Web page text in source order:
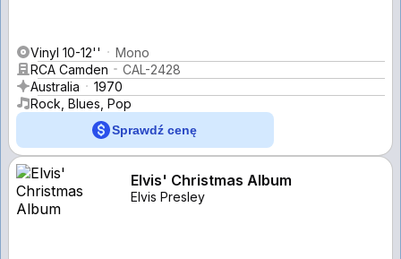
Vinyl 10-12''
Mono
RCA Camden
CAL-2428
Australia
1970
Rock, Blues, Pop
Sprawdź cenę
Elvis' Christmas Album
Elvis Presley